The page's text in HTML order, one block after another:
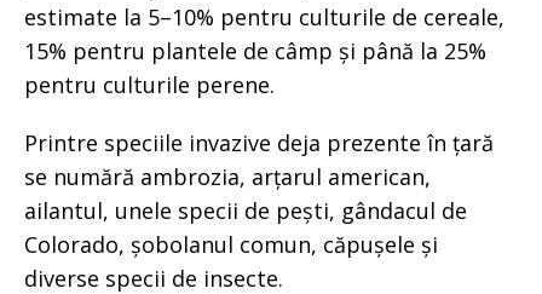
estimate la 5–10% pentru culturile de cereale,
15% pentru plantele de câmp și până la 25%
pentru culturile perene.
Printre speciile invazive deja prezente în țară
se numără ambrozia, arțarul american,
ailantul, unele specii de pești, gândacul de
Colorado, șobolanul comun, căpușele și
diverse specii de insecte.